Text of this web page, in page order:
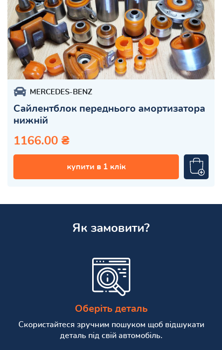
MERCEDES-BENZ
Сайлентблок переднього амортизатора
нижній
1166.00 ₴
купити в 1 клік
Як замовити?
Оберіть деталь
Скористайтеся зручним пошуком щоб відшукати
деталь під свій автомобіль.